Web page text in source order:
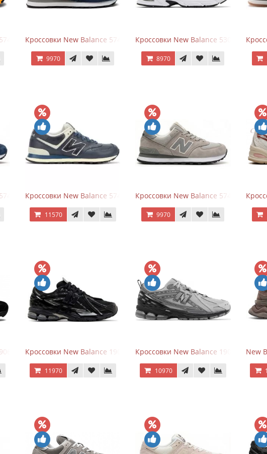
All Black
Кроссовки New Balance 574 Navy Blue Grey
9970
Кроссовки New Balance 530 White
8970
Classic Blue Grey
Кроссовки New Balance 574 Classic Blue White Leather
11570
Кроссовки New Balance 574 Silver
9970
Triple Black
Кроссовки New Balance 1906A Black Silver
11970
Кроссовки New Balance 1906R
10970
New